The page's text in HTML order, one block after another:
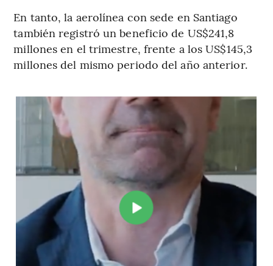
En tanto, la aerolínea con sede en Santiago
también registró un beneficio de US$241,8
millones en el trimestre, frente a los US$145,3
millones del mismo periodo del año anterior.